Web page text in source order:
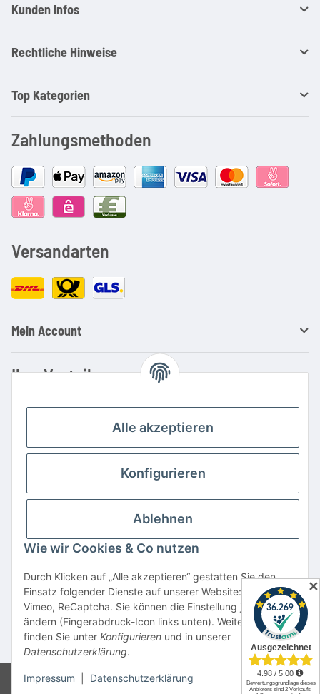
Kunden Infos
Rechtliche Hinweise
Top Kategorien
Zahlungsmethoden
Versandarten
Mein Account
Ihre Vorteile
Kauf auf Rechnung
Große Auswahl an Netzteilen und Ladegeräten
Schnelle Lieferung
Hohe Lagerverfügbarkeit
Vertrag widerrufen
* Alle Preise inkl. gesetzlicher USt., zzgl.Versand
Alle verwendeten Markennamen u. Bezeichnungen sind eingetragene Warenzeichen
u. Marken der jeweiligen Eigentümer. Sie dienen nur zur Verdeutlichung der
Kompatibilität unserer Produkte mit den Produkten verschiedener Hersteller.
© CSI Elektronik GmbH
Alle akzeptieren
Konfigurieren
Ablehnen
Wie wir Cookies & Co nutzen
Durch Klicken auf „Alle akzeptieren“ gestatten Sie den
Einsatz folgender Dienste auf unserer Website: YouTube,
Vimeo, ReCaptcha. Sie können die Einstellung jederzeit
ändern (Fingerabdruck-Icon links unten). Weitere Details
finden Sie unter Konfigurieren und in unserer
Datenschutzerklärung.
Impressum Datenschutzerklärung
✕